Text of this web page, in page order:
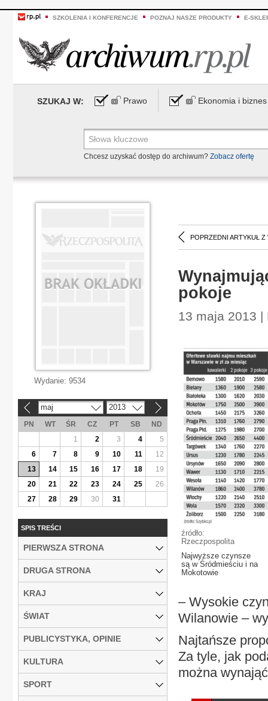
SZKOLENIA I KONFERENCJE POZNAJ NASZE PRODUKTY E-
SZUKAJ W: Prawo Ekonomia i biznes
Chcesz uzyskać dostęp do archiwum? Zobacz ofertę
POPRZEDNI ARTYKUŁ Z
pokoje
13 maja 2013 |
źródło:
Rzeczpospolita
Najwyższe czynsze
są w Śródmieściu i na
Mokotowie
– Wysokie
Wilanowie –
Najtańsze
Za tyle, jak
można
Wydanie: 9534
maj 2013
PN WT ŚR CZ PT SB
ND
1
2 3 4
5
6
7 8 9 10 11
12
13
14 15 16 17 18
19
20
21 22 23 24 25
26
27
28 29 30 31
SPIS TREŚCI
PIERWSZA STRONA
DRUGA STRONA
KRAJ
ŚWIAT
PUBLICYSTYKA, OPINIE
KULTURA
SPORT